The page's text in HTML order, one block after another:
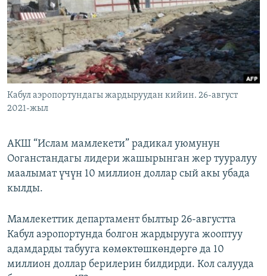
ЫҢГАЙСЫЗ СУРООЛОР
ЭЕ/АРнун бардык сайттары
Кабул аэропортундагы жардыруудан кийин. 26-август
2021-жыл
АКШ “Ислам мамлекети” радикал уюмунун
Ооганстандагы лидери жашырынган жер тууралуу
маалымат үчүн 10 миллион доллар сый акы убада
кылды.
Мамлекеттик департамент былтыр 26-августта
Кабул аэропортунда болгон жардырууга жооптуу
адамдарды табууга көмөктөшкөндөргө да 10
миллион доллар берилерин билдирди. Кол салууда